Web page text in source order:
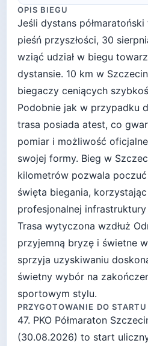
OPIS BIEGU
Jeśli dystans
pieśń przyszłości, 30
wziąć udział w biegu
dystansie. 10 km w
biegaczy ceniących
Podobnie jak w przypadku
trasa posiada atest, co
pomiar i możliwość
swojej formy. Bieg w
kilometrów pozwala
święta biegania,
profesjonalnej
Trasa wytyczona wzdłuż
przyjemną bryzę i świetne
sprzyja uzyskiwaniu
świetny wybór na
sportowym stylu.
PRZYGOTOWANIE DO STARTU
47. PKO Półmaraton
(30.08.2026) to start